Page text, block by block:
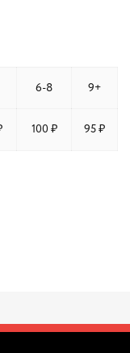
6-8 9+
100 ₽ 95 ₽